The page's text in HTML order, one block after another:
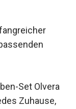
Set Olvera
Zuhause,